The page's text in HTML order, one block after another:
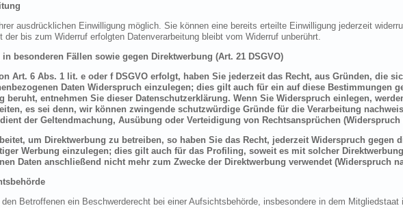
ausdrücklichen Einwilligung möglich. Sie können eine bereits erteilte Einwilligung jederzeit
bis zum Widerruf erfolgten Datenverarbeitung bleibt vom Widerruf unberührt.
besonderen Fällen sowie gegen Direktwerbung (Art. 21 DSGVO)
Art. 6 Abs. 1 lit. e oder f DSGVO erfolgt, haben Sie jederzeit das Recht, aus Gründen, die
Daten Widerspruch einzulegen; dies gilt auch für ein auf diese Bestimmungen
beruht, entnehmen Sie dieser Datenschutzerklärung. Wenn Sie Widerspruch einlegen,
es sei denn, wir können zwingende schutzwürdige Gründe für die Verarbeitung
der Geltendmachung, Ausübung oder Verteidigung von Rechtsansprüchen (Widerspruch
um Direktwerbung zu betreiben, so haben Sie das Recht, jederzeit Widerspruch gegen
Werbung einzulegen; dies gilt auch für das Profiling, soweit es mit solcher
Daten anschließend nicht mehr zum Zwecke der Direktwerbung verwendet (Widerspruch
Betroffenen ein Beschwerderecht bei einer Aufsichtsbehörde, insbesondere in dem